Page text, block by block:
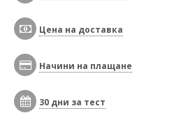
Цена на доставка
Начини на плащане
30 дни за тест